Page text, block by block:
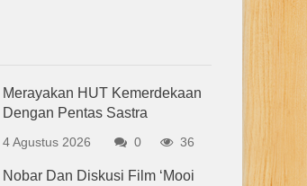
Merayakan HUT Kemerdekaan
Dengan Pentas Sastra
4 Agustus 2026 0 36
Nobar Dan Diskusi Film ‘Mooi